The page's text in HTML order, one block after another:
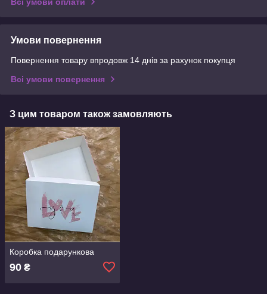
Всі умови оплати
Умови повернення
Повернення товару впродовж 14 днів за рахунок покупця
Всі умови повернення
З цим товаром також замовляють
Коробка подарункова
90 ₴